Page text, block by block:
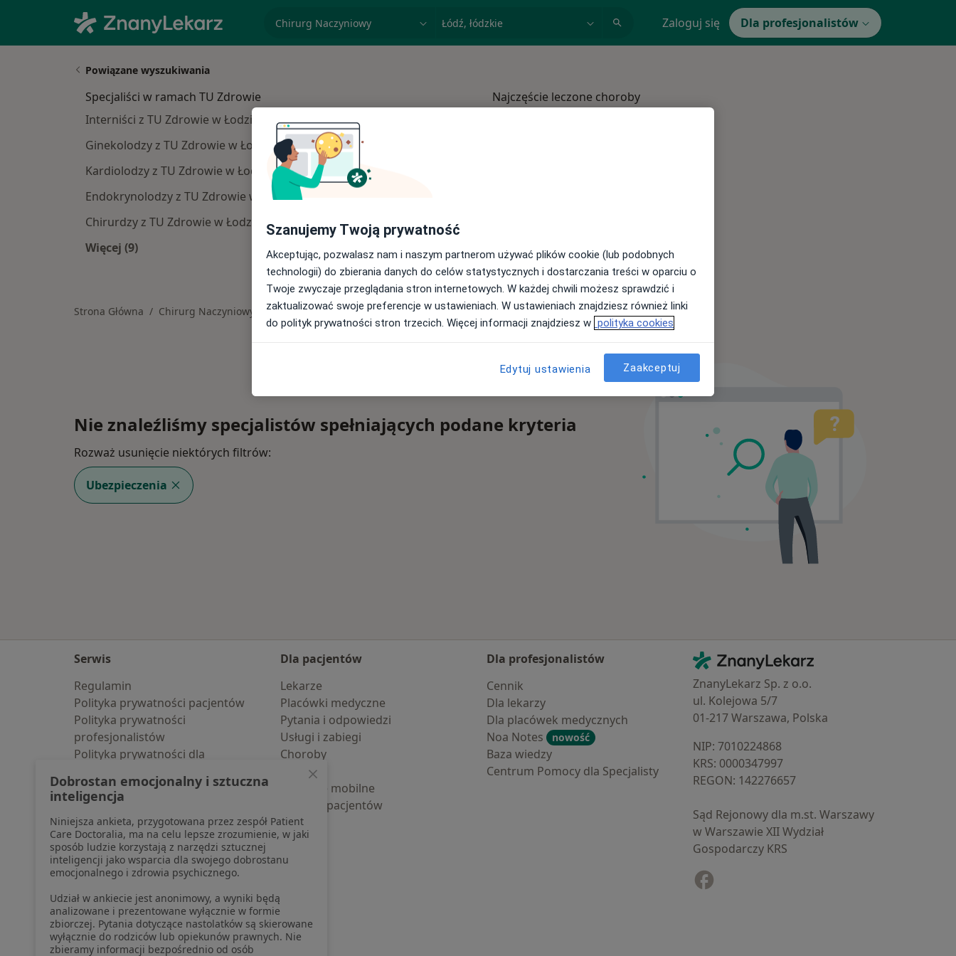
specjalizacja, badanie lub nazwiskomiasto lub dzielnica Zaloguj się Dla profesjonalistów
Powiązane wyszukiwania
Specjaliści w ramach TU Zdrowie
Interniści z TU Zdrowie w Łodzi
Ginekolodzy z TU Zdrowie w Łodzi
Kardiolodzy z TU Zdrowie w Łodzi
Endokrynolodzy z TU Zdrowie w Łodzi
Chirurdzy z TU Zdrowie w Łodzi
Więcej (9)
Więcej w kategorii: Specjaliści w ramach TU Zdrowie
Najczęście leczone choroby
Więcej (15)
Więcej w kategorii: Najczęście leczone choroby
Strona Główna Chirurg Naczyniowy Zmień miasto
Łódź Zmień miasto
Tu Zdrowie Zmień miasto
Nie znaleźliśmy specjalistów spełniających podane kryteria
Rozważ usunięcie niektórych filtrów:
Ubezpieczenia
Serwis
Regulamin
Polityka prywatności pacjentów
Polityka prywatności
profesjonalistów
Polityka prywatności dla
pozyskaliśmy samodzielnie
Polityka cookies
Jak działają wyniki wyszukiwania
Dostępność
O nas
Praca Rekrutujemy!
Partnerzy
Centrum prasowe
Kontakt
Dla pacjentów
Lekarze
Placówki medyczne
Pytania i odpowiedzi
Usługi i zabiegi
Choroby
Pomoc
Aplikacje mobilne
Blog dla pacjentów
Dla profesjonalistów
Cennik
Dla lekarzy
Dla placówek medycznych
Noa Notes
nowość
Baza wiedzy
Centrum Pomocy dla Specjalisty
Kontakt
ZnanyLekarz - Strona główna
ZnanyLekarz Sp. z o.o.
ul. Kolejowa 5/7
01-217 Warszawa, Polska
NIP: ⁠7010224868
KRS: ⁠0000347997
REGON: ⁠142276657
Sąd Rejonowy dla m.st. Warszawy
w Warszawie XII Wydział
Gospodarczy KRS
Szanujemy Twoją prywatność
Akceptując, pozwalasz nam i naszym partnerom używać plików cookie (lub podobnych
technologii) do zbierania danych do celów statystycznych i dostarczania treści w oparciu o
Twoje zwyczaje przeglądania stron internetowych. W każdej chwili możesz sprawdzić i
zaktualizować swoje preferencje w ustawieniach. W ustawieniach znajdziesz również linki
do polityk prywatności stron trzecich. Więcej informacji znajdziesz w polityka cookies
Edytuj ustawienia Zaakceptuj
Dobrostan emocjonalny i sztuczna
inteligencja
Niniejsza ankieta, przygotowana przez zespół Patient
Care Doctoralia, ma na celu lepsze zrozumienie, w jaki
sposób ludzie korzystają z narzędzi sztucznej
inteligencji jako wsparcia dla swojego dobrostanu
emocjonalnego i zdrowia psychicznego.
Udział w ankiecie jest anonimowy, a wyniki będą
analizowane i prezentowane wyłącznie w formie
zbiorczej. Pytania dotyczące nastolatków są skierowane
wyłącznie do rodziców lub opiekunów prawnych. Nie
zbieramy informacji bezpośrednio od osób